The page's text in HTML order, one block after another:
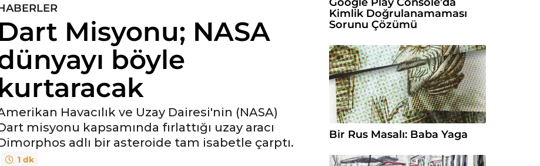
y
e
Dart Misyonu; NASA
böyle
Havacılık ve Uzay Dairesi'nin (NASA)
misyonu kapsamında fırlattığı uzay aracı
adlı bir asteroide tam isabetle çarptı.
1 dk
Kimlik Doğrulanamaması
Sorunu Çözümü
Bir Rus Masalı: Baba Yaga